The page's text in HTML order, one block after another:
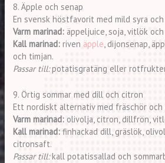
8. Äpple och senap
En svensk höstfavorit med mild syra
Varm marinad: äppeljuice, soja, vitlök
Kall marinad: riven äpple, dijonsenap,
och timjan.
Passar till:potatisgratäng eller
9. Örtig sommar med dill och citron
Ett nordiskt alternativ med fräschör
Varm marinad: olivolja, citron, dillfrön,
Kall marinad: finhackad dill, gräslök,
citronsaft.
Passar till:kall potatissallad och